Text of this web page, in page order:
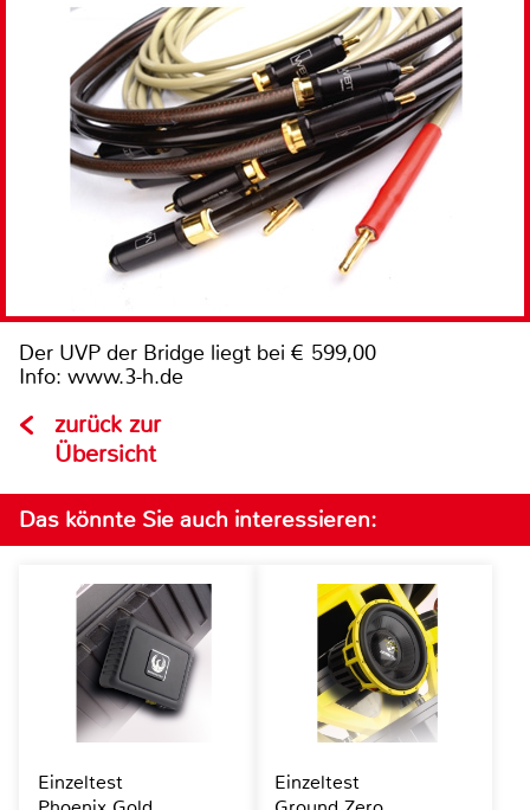
Der UVP der Bridge liegt bei € 599,00
Info: www.3-h.de
zurück zur
Übersicht
Das könnte Sie auch interessieren:
Einzeltest
Einzeltest